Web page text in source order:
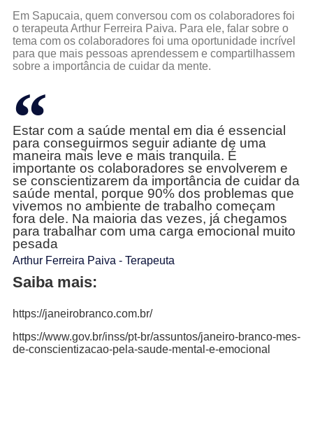
Em Sapucaia, quem conversou com os colaboradores foi
o terapeuta Arthur Ferreira Paiva. Para ele, falar sobre o
tema com os colaboradores foi uma oportunidade incrível
para que mais pessoas aprendessem e compartilhassem
sobre a importância de cuidar da mente.
Estar com a saúde mental em dia é essencial
para conseguirmos seguir adiante de uma
maneira mais leve e mais tranquila. É
importante os colaboradores se envolverem e
se conscientizarem da importância de cuidar da
saúde mental, porque 90% dos problemas que
vivemos no ambiente de trabalho começam
fora dele. Na maioria das vezes, já chegamos
para trabalhar com uma carga emocional muito
pesada
Arthur Ferreira Paiva - Terapeuta
Saiba mais:
https://janeirobranco.com.br/
https://www.gov.br/inss/pt-br/assuntos/janeiro-branco-mes-
de-conscientizacao-pela-saude-mental-e-emocional